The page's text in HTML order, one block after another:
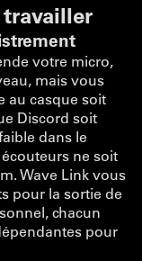
votre micro,
mais vous
au casque soit
Discord soit
dans le
ne soit
Wave Link vous
pour la sortie de
chacun
pour